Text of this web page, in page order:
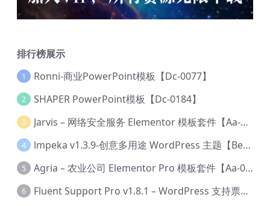
排行榜展示
1 Ronni-商业PowerPoint模板【Dc-0077】
2 SHAPER PowerPoint模板【Dc-0184】
3 Jarvis – 网络安全服务 Elementor 模板套件【Aa-0035】
4 lmpeka v1.3.9-创意多用途 WordPress 主题【Be-0064】
5 Agria – 农业公司 Elementor Pro 模板套件【Aa-0003】
6 Fluent Support Pro v1.8.1 – WordPress 支持票务系统【Cc-0041】